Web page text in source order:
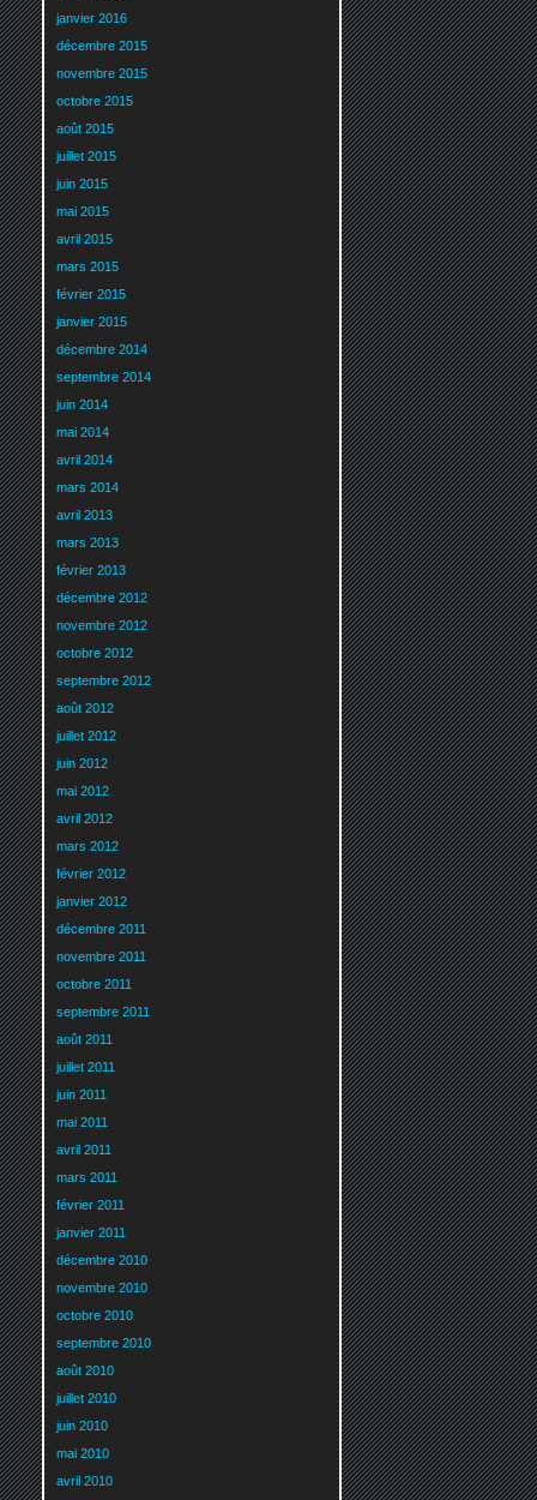
janvier 2016
décembre 2015
novembre 2015
octobre 2015
août 2015
juillet 2015
juin 2015
mai 2015
avril 2015
mars 2015
février 2015
janvier 2015
décembre 2014
septembre 2014
juin 2014
mai 2014
avril 2014
mars 2014
avril 2013
mars 2013
février 2013
décembre 2012
novembre 2012
octobre 2012
septembre 2012
août 2012
juillet 2012
juin 2012
mai 2012
avril 2012
mars 2012
février 2012
janvier 2012
décembre 2011
novembre 2011
octobre 2011
septembre 2011
août 2011
juillet 2011
juin 2011
mai 2011
avril 2011
mars 2011
février 2011
janvier 2011
décembre 2010
novembre 2010
octobre 2010
septembre 2010
août 2010
juillet 2010
juin 2010
mai 2010
avril 2010